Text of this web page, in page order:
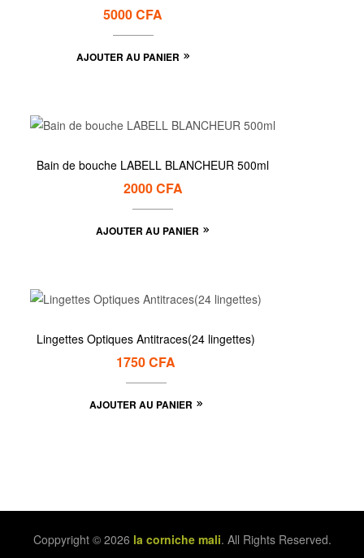
5000CFA
AJOUTER AU PANIER
Bain de bouche LABELL BLANCHEUR 500ml
2000CFA
AJOUTER AU PANIER
Lingettes Optiques Antitraces(24 lingettes)
1750CFA
AJOUTER AU PANIER
Coppyright © 2026 la corniche mali. All Rights Reserved.